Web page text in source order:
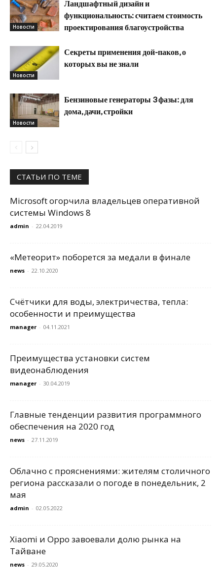
Новости
Ландшафтный дизайн и
функциональность: считаем стоимость
проектирования благоустройства
Новости
Секреты применения дой-паков, о
которых вы не знали
Новости
Бензиновые генераторы 3 фазы: для
дома, дачи, стройки
СТАТЬИ ПО ТЕМЕ
Microsoft огорчила владельцев оперативной
системы Windows 8
admin - 22.04.2019
«Метеорит» поборется за медали в финале
news - 22.10.2020
Счётчики для воды, электричества, тепла:
особенности и преимущества
manager - 04.11.2021
Преимущества установки систем
видеонаблюдения
manager - 30.04.2019
Главные тенденции развития программного
обеспечения на 2020 год
news - 27.11.2019
Облачно с прояснениями: жителям столичного
региона рассказали о погоде в понедельник, 2
мая
admin - 02.05.2022
Xiaomi и Oppo завоевали долю рынка на
Тайване
news - 29.05.2020